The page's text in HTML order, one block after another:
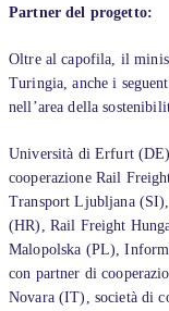
Partner del progetto:
Oltre al capofila, il
Turingia, anche i
nell’area della
Università di Erfurt
cooperazione Rail
Transport Ljubljana
(HR), Rail Freight
Malopolska (PL),
con partner di
Novara (IT), società di